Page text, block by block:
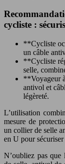
cycliste :
**Cycliste
un câble
**Cycliste
selle,
**Voyageur
antivol et
légèreté.
L’utilisation
mesure de
un collier de selle
en U pour
N’oubliez pas que